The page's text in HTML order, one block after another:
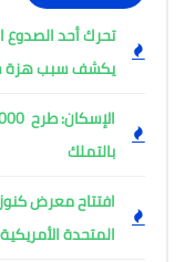
تحرك أحد
يكشف سبب هزة
بالتملك
افتتاح معرض
المتحدة الأمريكية